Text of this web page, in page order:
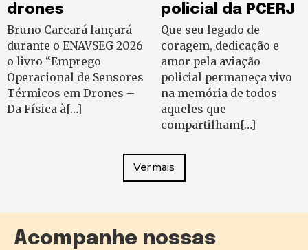
drones
Bruno Carcará lançará
durante o ENAVSEG 2026
o livro “Emprego
Operacional de Sensores
Térmicos em Drones –
Da Física à[…]
policial da PCERJ
Que seu legado de
coragem, dedicação e
amor pela aviação
policial permaneça vivo
na memória de todos
aqueles que
compartilham[…]
Ver mais
Acompanhe nossas